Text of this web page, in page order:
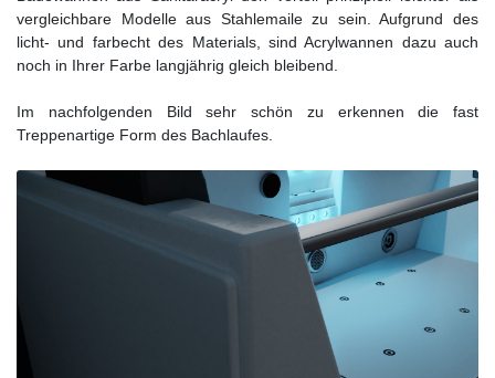
vergleichbare Modelle aus Stahlemaile zu sein. Aufgrund des
licht- und farbecht des Materials, sind Acrylwannen dazu auch
noch in Ihrer Farbe langjährig gleich bleibend.
Im nachfolgenden Bild sehr schön zu erkennen die fast
Treppenartige Form des Bachlaufes.